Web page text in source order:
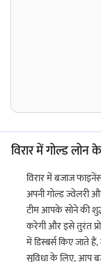
विरार में गोल्ड
विरार में बजाज
अपनी गोल्ड ज्वेलरी
टीम आपके सोने की
करेगी और इसे तुरंत
में डिस्बर्स किए जाते
सुविधा के लिए, आप